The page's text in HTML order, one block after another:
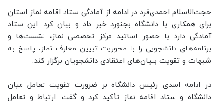
حجت‌الاسلام احمدی‌فرد در ادامه از آمادگی ستاد اقامه نماز استان
برای همکاری با دانشگاه بجنورد خبر داد و بیان کرد: این ستاد
آمادگی دارد با حضور اساتید مرکز تخصصی نماز، نشست‌ها و
برنامه‌های دانشجویی را با محوریت تبیین معارف نماز، پاسخ به
شبهات و تقویت بنیان‌های اعتقادی دانشجویان برگزار کند.
در ادامه اسدی رئیس دانشگاه بر ضرورت تقویت تعامل میان
دانشگاه و ستاد اقامه نماز تأکید کرد و گفت: ارتباط و تعامل